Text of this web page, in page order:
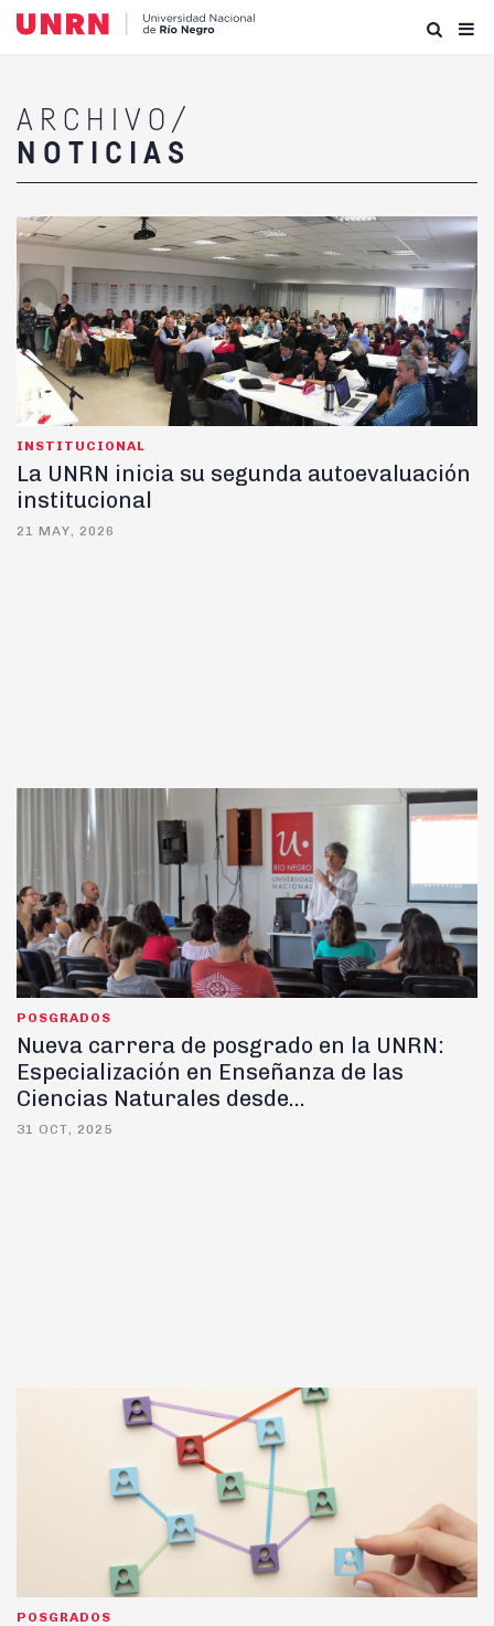
ARCHIVO/
NOTICIAS
INSTITUCIONAL
La UNRN inicia su segunda autoevaluación
institucional
21 MAY, 2026
POSGRADOS
Nueva carrera de posgrado en la UNRN:
Especialización en Enseñanza de las
Ciencias Naturales desde...
31 OCT, 2025
POSGRADOS